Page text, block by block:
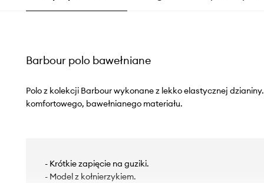
Barbour polo bawełniane
Polo z kolekcji Barbour wykonane z lekko elastycznej
komfortowego, bawełnianego materiału.
- Krótkie zapięcie na guziki.
- Model z kołnierzykiem.